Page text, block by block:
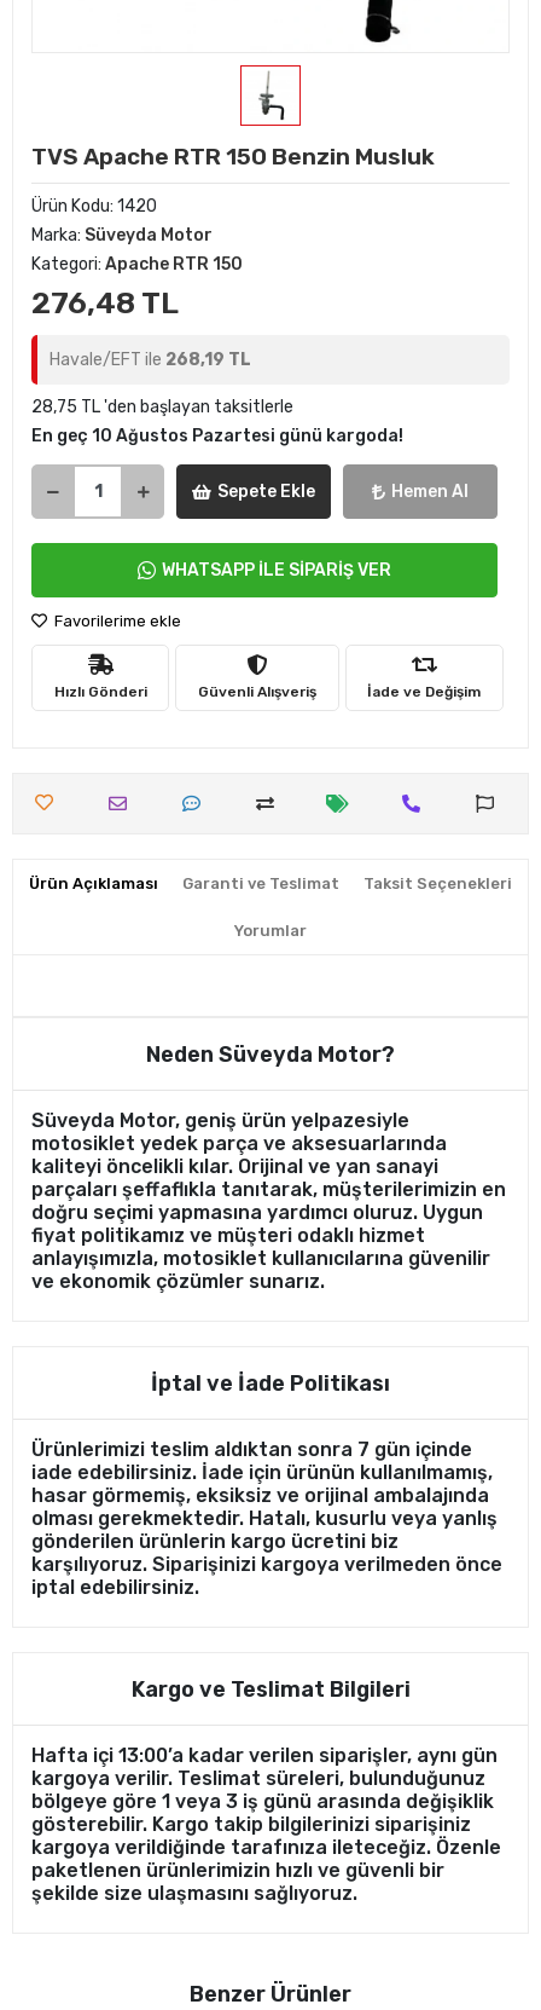
TVS Apache RTR 150 Benzin Musluk
Ürün Kodu: 1420
Marka: Süveyda Motor
Kategori: Apache RTR 150
276,48 TL
Havale/EFT ile 268,19 TL
28,75 TL 'den başlayan taksitlerle
En geç 10 Ağustos Pazartesi günü kargoda!
Sepete Ekle Hemen Al
WHATSAPP İLE SİPARİŞ VER
Favorilerime ekle
Hızlı Gönderi Güvenli Alışveriş İade ve Değişim
Ürün Açıklaması Garanti ve Teslimat Taksit Seçenekleri
Yorumlar
Neden Süveyda Motor?
Süveyda Motor, geniş ürün yelpazesiyle
motosiklet yedek parça ve aksesuarlarında
kaliteyi öncelikli kılar. Orijinal ve yan sanayi
parçaları şeffaflıkla tanıtarak, müşterilerimizin en
doğru seçimi yapmasına yardımcı oluruz. Uygun
fiyat politikamız ve müşteri odaklı hizmet
anlayışımızla, motosiklet kullanıcılarına güvenilir
ve ekonomik çözümler sunarız.
İptal ve İade Politikası
Ürünlerimizi teslim aldıktan sonra 7 gün içinde
iade edebilirsiniz. İade için ürünün kullanılmamış,
hasar görmemiş, eksiksiz ve orijinal ambalajında
olması gerekmektedir. Hatalı, kusurlu veya yanlış
gönderilen ürünlerin kargo ücretini biz
karşılıyoruz. Siparişinizi kargoya verilmeden önce
iptal edebilirsiniz.
Kargo ve Teslimat Bilgileri
Hafta içi 13:00’a kadar verilen siparişler, aynı gün
kargoya verilir. Teslimat süreleri, bulunduğunuz
bölgeye göre 1 veya 3 iş günü arasında değişiklik
gösterebilir. Kargo takip bilgilerinizi siparişiniz
kargoya verildiğinde tarafınıza ileteceğiz. Özenle
paketlenen ürünlerimizin hızlı ve güvenli bir
şekilde size ulaşmasını sağlıyoruz.
Benzer Ürünler